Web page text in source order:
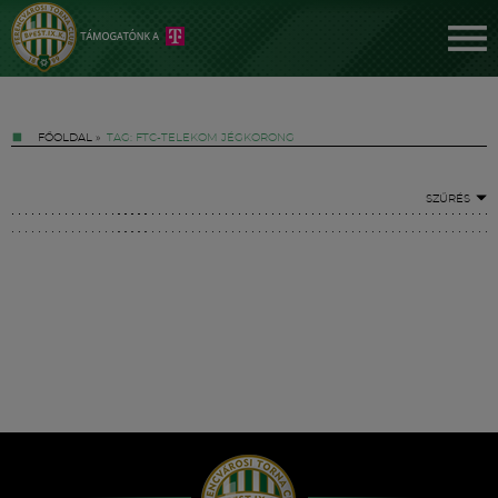
FŐOLDAL » TAG: FTC-TELEKOM JÉGKORONG
SZŰRÉS
Hírek